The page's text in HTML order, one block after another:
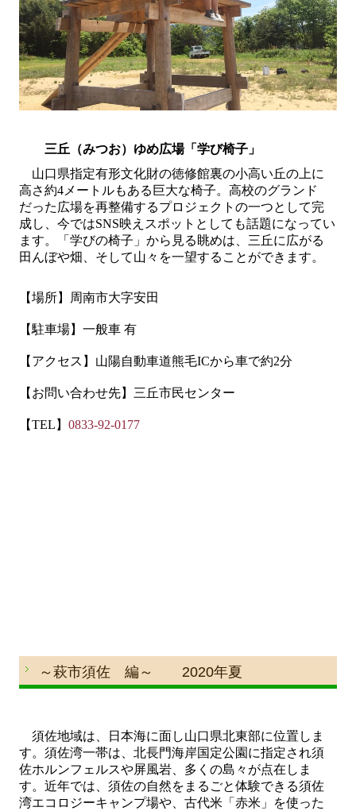
三丘（みつお）ゆめ広場「学び椅子」
山口県指定有形文化財の徳修館裏の小高い丘の上に
高さ約4 メートルもある巨大な椅子。高校のグランド
だった広場を再整備するプロジェクトの一つとして完
成し、今ではSNS映えスポットとしても話題になってい
ます。「学びの椅子」から見る眺めは、三丘に広がる
田んぼや畑、そして山々を一望することができます。
【場所】周南市大字安田
【駐車場】一般車 有
【アクセス】山陽自動車道熊毛ICから車で約2分
【お問い合わせ先】三丘市民センター
【TEL 】0833-92-0177
～萩市須佐 編～ 2020年夏
須佐地域は、日本海に面し山口県北東部に位置しま
す。須佐湾一帯は、北長門海岸国定公園に指定され須
佐ホルンフェルスや屏風岩、多くの島々が点在しま
す。近年では、須佐の自然をまるごと体験できる須佐
湾エコロジーキャンプ場や、古代米「赤米」を使った